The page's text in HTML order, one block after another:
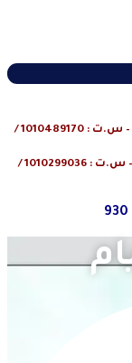
هذا الموقع يخص: مؤسسة أريج العالم للسياحة – س.ت : 1010489170 /
مؤسسة أريج العالم لتنظيم الرحلات السياحية – س.ت : 1010299036 /